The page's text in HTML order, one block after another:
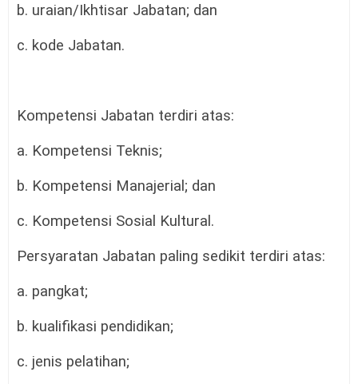
b. uraian/Ikhtisar Jabatan; dan
c. kode Jabatan.
Kompetensi Jabatan terdiri atas:
a. Kompetensi Teknis;
b. Kompetensi Manajerial; dan
c. Kompetensi Sosial Kultural.
Persyaratan Jabatan paling sedikit terdiri atas:
a. pangkat;
b. kualifikasi pendidikan;
c. jenis pelatihan;